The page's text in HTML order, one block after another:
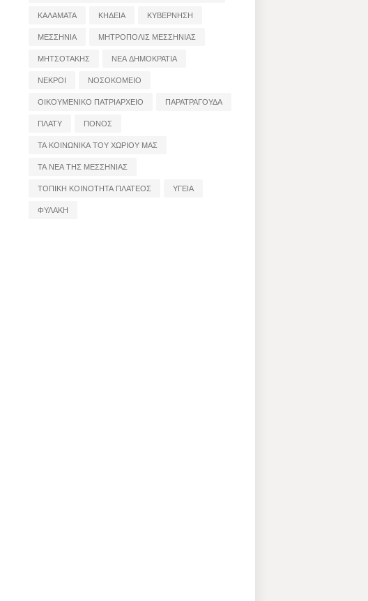
ΚΑΛΑΜΑΤΑ
ΚΗΔΕΙΑ
ΚΥΒΕΡΝΗΣΗ
ΜΕΣΣΗΝΙΑ
ΜΗΤΡΟΠΟΛΙΣ ΜΕΣΣΗΝΙΑΣ
ΜΗΤΣΟΤΑΚΗΣ
ΝΕΑ ΔΗΜΟΚΡΑΤΙΑ
ΝΕΚΡΟΙ
ΝΟΣΟΚΟΜΕΙΟ
ΟΙΚΟΥΜΕΝΙΚΟ ΠΑΤΡΙΑΡΧΕΙΟ
ΠΑΡΑΤΡΑΓΟΥΔΑ
ΠΛΑΤΥ
ΠΟΝΟΣ
ΤΑ ΚΟΙΝΩΝΙΚΑ ΤΟΥ ΧΩΡΙΟΥ ΜΑΣ
ΤΑ ΝΕΑ ΤΗΣ ΜΕΣΣΗΝΙΑΣ
ΤΟΠΙΚΗ ΚΟΙΝΟΤΗΤΑ ΠΛΑΤΕΟΣ
ΥΓΕΙΑ
ΦΥΛΑΚΗ